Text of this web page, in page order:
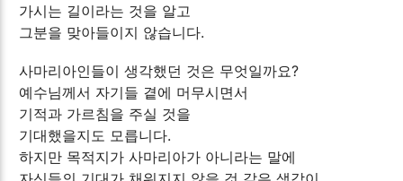
가시는 길이라는 것을 알고
그분을 맞아들이지 않습니다.
사마리아인들이 생각했던 것은 무엇일까요?
예수님께서 자기들 곁에 머무시면서
기적과 가르침을 주실 것을
기대했을지도 모릅니다.
하지만 목적지가 사마리아가 아니라는 말에